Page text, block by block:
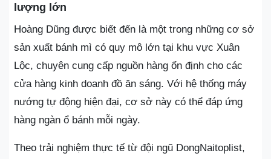
lượng lớn
Hoàng Dũng được biết đến là một trong những cơ sở
sản xuất bánh mì có quy mô lớn tại khu vực Xuân
Lộc, chuyên cung cấp nguồn hàng ổn định cho các
cửa hàng kinh doanh đồ ăn sáng. Với hệ thống máy
nướng tự động hiện đại, cơ sở này có thể đáp ứng
hàng ngàn ổ bánh mỗi ngày.
Theo trải nghiệm thực tế từ đội ngũ DongNaitoplist,